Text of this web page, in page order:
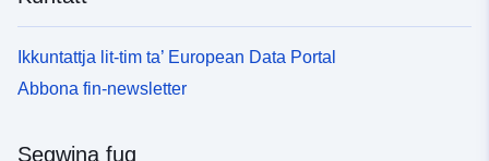
Ikkuntattja lit-tim ta’ European Data Portal
Abbona fin-newsletter
Segwina fuq